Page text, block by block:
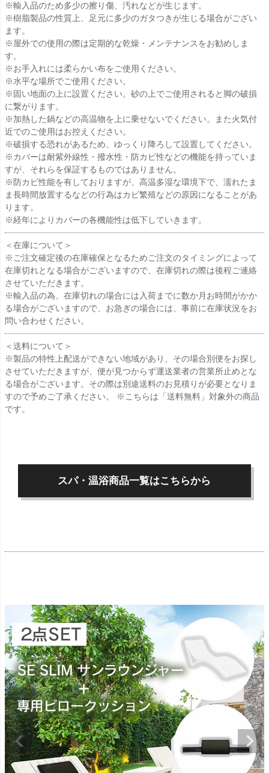
※輸入品のため多少の擦り傷、汚れなどが生じます。
※樹脂製品の性質上、足元に多少のガタつきが生じる場合がござい
ます。
※屋外での使用の際は定期的な乾燥・メンテナンスをお勧めしま
す。
※お手入れには柔らかい布をご使用ください。
※水平な場所でご使用ください。
※固い地面の上に設置ください。砂の上でご使用されると脚の破損
に繋がります。
※加熱した鍋などの高温物を上に乗せないでください。また火気付
近でのご使用はお控えください。
※破損する恐れがあるため、ゆっくり降ろして設置してください。
※カバーは耐紫外線性・撥水性・防カビ性などの機能を持っていま
すが、それらを保証するものではありません。
※防カビ性能を有しておりますが、高温多湿な環境下で、濡れたま
ま長時間放置するなどの行為はカビ繁殖などの原因になることがあ
ります。
※経年によりカバーの各機能性は低下していきます。
＜在庫について＞
※ご注文確定後の在庫確保となるためご注文のタイミングによって
在庫切れとなる場合がございますので、在庫切れの際は後程ご連絡
させていただきます。
※輸入品の為、在庫切れの場合には入荷までに数か月お時間がかか
る場合がございますので、お急ぎの場合には、事前に在庫状況をお
問い合わせください。
＜送料について＞
※製品の特性上配送ができない地域があり、その場合別便をお探し
させていただきますが、便が見つからず運送業者の営業所止めとな
る場合がございます。その際は別途送料のお見積りが必要となりま
すので予めご了承ください。 ※こちらは「送料無料」対象外の商品
です。
スパ・温浴商品一覧はこちらから